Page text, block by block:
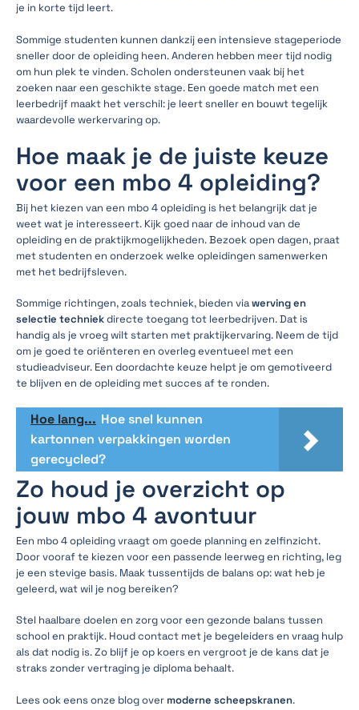
je in korte tijd leert.
Sommige studenten kunnen dankzij een intensieve stageperiode
sneller door de opleiding heen. Anderen hebben meer tijd nodig
om hun plek te vinden. Scholen ondersteunen vaak bij het
zoeken naar een geschikte stage. Een goede match met een
leerbedrijf maakt het verschil: je leert sneller en bouwt tegelijk
waardevolle werkervaring op.
Hoe maak je de juiste keuze
voor een mbo 4 opleiding?
Bij het kiezen van een mbo 4 opleiding is het belangrijk dat je
weet wat je interesseert. Kijk goed naar de inhoud van de
opleiding en de praktijkmogelijkheden. Bezoek open dagen, praat
met studenten en onderzoek welke opleidingen samenwerken
met het bedrijfsleven.
Sommige richtingen, zoals techniek, bieden viawerving en
selectie techniekdirecte toegang tot leerbedrijven. Dat is
handig als je vroeg wilt starten met praktijkervaring. Neem de tijd
om je goed te oriënteren en overleg eventueel met een
studieadviseur. Een doordachte keuze helpt je om gemotiveerd
te blijven en de opleiding met succes af te ronden.
Hoe lang... Hoe snel kunnen
kartonnen verpakkingen worden
gerecycled?
Zo houd je overzicht op
jouw mbo 4 avontuur
Een mbo 4 opleiding vraagt om goede planning en zelfinzicht.
Door vooraf te kiezen voor een passende leerweg en richting, leg
je een stevige basis. Maak tussentijds de balans op: wat heb je
geleerd, wat wil je nog bereiken?
Stel haalbare doelen en zorg voor een gezonde balans tussen
school en praktijk. Houd contact met je begeleiders en vraag hulp
als dat nodig is. Zo blijf je op koers en vergroot je de kans dat je
straks zonder vertraging je diploma behaalt.
Lees ook eens onze blog over moderne scheepskranen.